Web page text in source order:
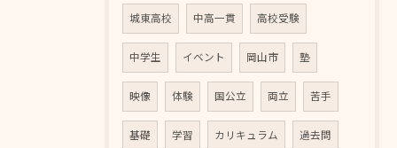
城東高校 中高一貫 高校受験
中学生 イベント 岡山市 塾
映像 体験 国公立 両立 苦手
基礎 学習 カリキュラム 過去問